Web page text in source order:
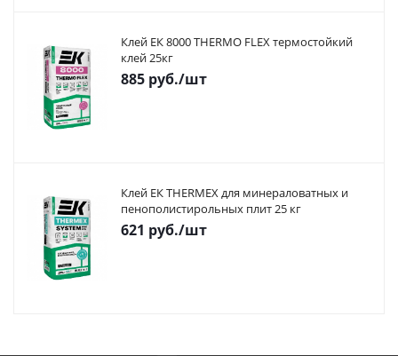
Клей ЕК 8000 THERMO FLEX термостойкий
клей 25кг
885 руб./шт
Клей ЕК THERMEX для минераловатных и
пенополистирольных плит 25 кг
621 руб./шт